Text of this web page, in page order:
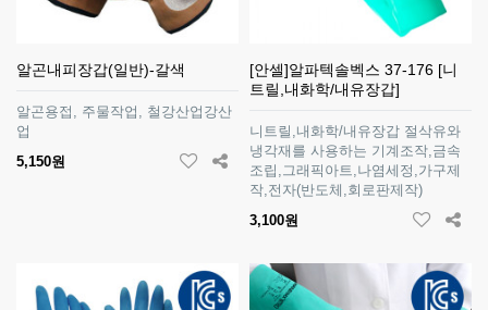
알곤내피장갑(일반)-갈색
알곤용접, 주물작업, 철강산업강산
업
5,150원
[안셀]알파텍솔벡스 37-176 [니
트릴,내화학/내유장갑]
니트릴,내화학/내유장갑 절삭유와
냉각재를 사용하는 기계조작,금속
조립,그래픽아트,나염세정,가구제
작,전자(반도체,회로판제작)
3,100원